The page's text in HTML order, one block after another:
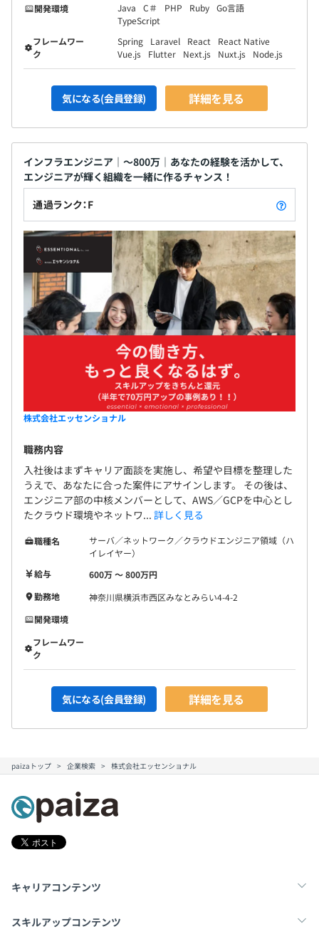
開発環境
Java C＃ PHP Ruby Go言語
TypeScript
フレームワー
ク
Spring Laravel React
React Native
Vue.js
Flutter Next.js Nuxt.js Node.js
気になる(会員登録) 詳細を見る
インフラエンジニア｜～800万｜あなたの経験を活かして、
エンジニアが輝く組織を一緒に作るチャンス！
通過ランク：F
株式会社エッセンショナル
職務内容
入社後はまずキャリア面談を実施し、希望や目標を整理した
うえで、あなたに合った案件にアサインします。 その後は、
エンジニア部の中核メンバーとして、AWS／GCPを中心とし
たクラウド環境やネットワ... 詳しく見る
職種名
サーバ／ネットワーク／クラウドエンジニア領域（ハ
イレイヤー）
給与
600万 〜 800万円
勤務地
神奈川県横浜市西区みなとみらい4-4-2
開発環境
フレームワー
ク
気になる(会員登録) 詳細を見る
paizaトップ 企業検索 株式会社エッセンショナル
キャリアコンテンツ
転職・キャリア
スキルアップコンテンツ